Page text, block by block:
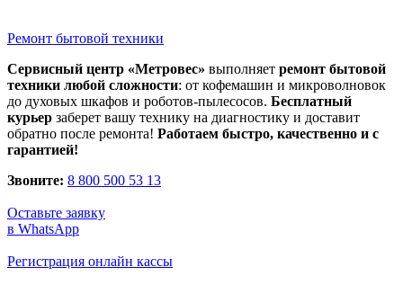
Ремонт бытовой техники
Сервисный центр «Метровес» выполняет ремонт бытовой
техники любой сложности: от кофемашин и микроволновок
до духовых шкафов и роботов-пылесосов. Бесплатный
курьер заберет вашу технику на диагностику и доставит
обратно после ремонта! Работаем быстро, качественно и с
гарантией!
Звоните: 8 800 500 53 13
Оставьте заявку
в WhatsApp
Регистрация онлайн кассы